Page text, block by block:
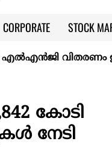
CORPORATE
STOCK
വിതരണം
കോടി
നേടി